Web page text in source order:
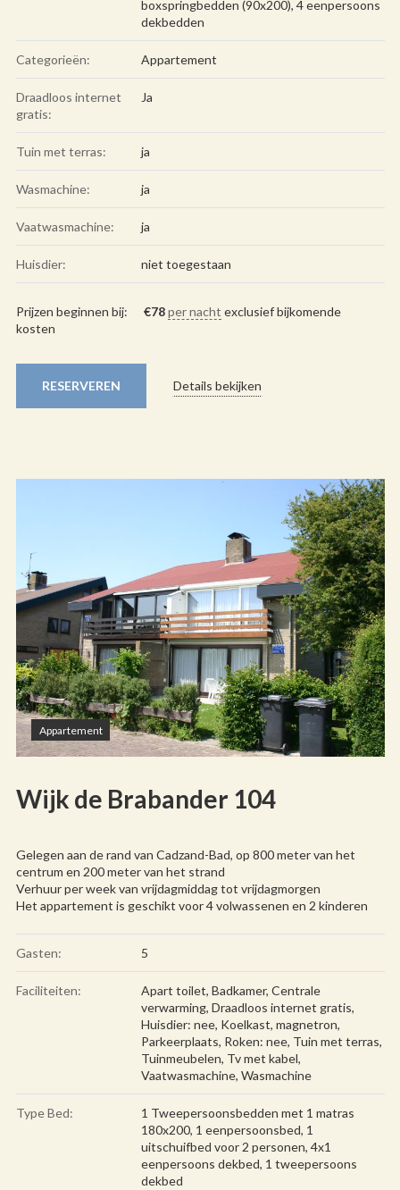
boxspringbedden (90x200), 4 eenpersoons
dekbedden
Categorieën: Appartement
Draadloos internet
gratis:
Ja
Tuin met terras: ja
Wasmachine: ja
Vaatwasmachine: ja
Huisdier: niet toegestaan
Prijzen beginnen bij: €78 per nacht exclusief bijkomende
kosten
Details bekijken
RESERVEREN
Appartement
Wijk de Brabander 104
Gelegen aan de rand van Cadzand-Bad, op 800 meter van het
centrum en 200 meter van het strand
Verhuur per week van vrijdagmiddag tot vrijdagmorgen
Het appartement is geschikt voor 4 volwassenen en 2 kinderen
Gasten: 5
Faciliteiten: Apart toilet, Badkamer, Centrale
verwarming, Draadloos internet gratis,
Huisdier: nee, Koelkast, magnetron,
Parkeerplaats, Roken: nee, Tuin met terras,
Tuinmeubelen, Tv met kabel,
Vaatwasmachine, Wasmachine
Type Bed:
1 Tweepersoonsbedden met 1 matras
180x200, 1 eenpersoonsbed, 1
uitschuifbed voor 2 personen, 4x1
eenpersoons dekbed, 1 tweepersoons
dekbed